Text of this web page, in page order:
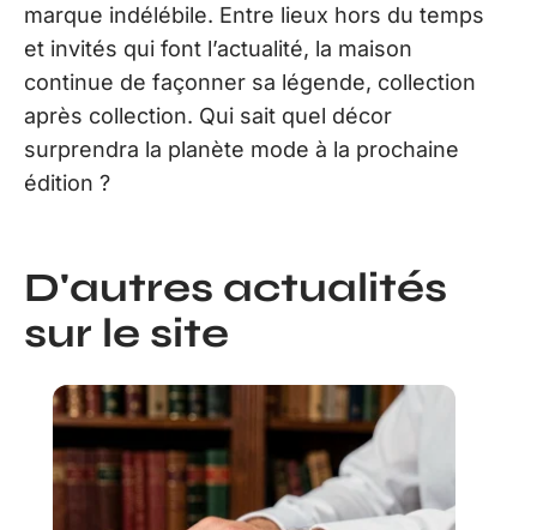
marque indélébile. Entre lieux hors du temps
et invités qui font l’actualité, la maison
continue de façonner sa légende, collection
après collection. Qui sait quel décor
surprendra la planète mode à la prochaine
édition ?
D'autres actualités
sur le site